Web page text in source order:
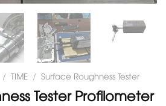
/ TIME / Surface Roughness Tester
Tester Profilometer